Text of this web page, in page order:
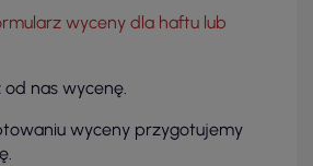
wyceny dla haftu lub
nas wycenę.
wyceny przygotujemy